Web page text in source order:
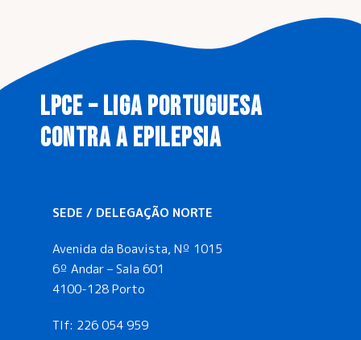
LPCE – LIGA PORTUGUESA
CONTRA A EPILEPSIA
SEDE / DELEGAÇÃO NORTE
Avenida da Boavista, Nº 1015
6º Andar – Sala 601
4100-128 Porto
Tlf: 226 054 959